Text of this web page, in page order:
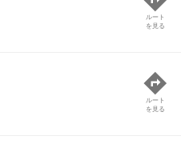
ルート
を見る
ルート
を見る